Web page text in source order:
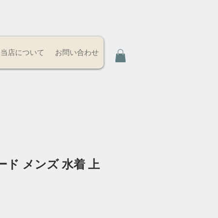
当店について お問い合わせ
ド メンズ 水着 上